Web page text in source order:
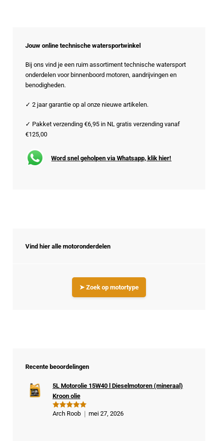
Jouw online technische watersportwinkel
Bij ons vind je een ruim assortiment technische watersport
onderdelen voor binnenboord motoren, aandrijvingen en
benodigheden.
✓ 2 jaar garantie op al onze nieuwe artikelen.
✓ Pakket verzending €6,95 in NL gratis verzending vanaf
€125,00
Word snel geholpen via Whatsapp, klik hier!
Vind hier alle motoronderdelen
➤ Zoek op motortype
Recente beoordelingen
Gewaardeer
5L Motorolie 15W40 l Dieselmotoren (mineraal)
Kroon olie
Arch Roob mei 27, 2026